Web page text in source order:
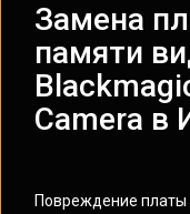
Замена
памяти
Camera в
Повреждение платы